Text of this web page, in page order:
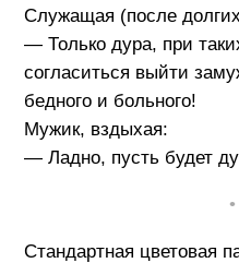
Служащая (после
— Только дура, при
согласиться выйти
бедного и больного!
Мужик, вздыхая:
— Ладно, пусть будет
Стандартная цветовая